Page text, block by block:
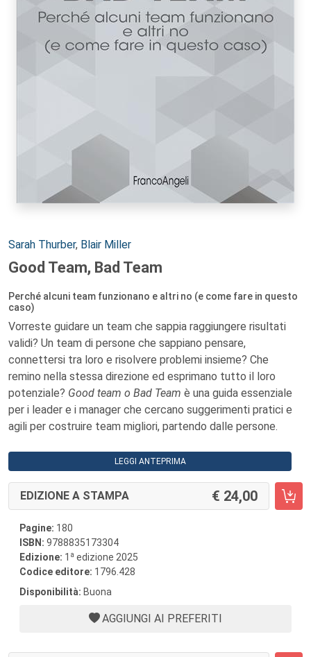
Autori:
Sarah Thurber, Blair Miller
Good Team, Bad Team
Perché alcuni team funzionano e altri no (e come fare in questo
caso)
Vorreste guidare un team che sappia raggiungere risultati
validi? Un team di persone che sappiano pensare,
connettersi tra loro e risolvere problemi insieme? Che
remino nella stessa direzione ed esprimano tutto il loro
potenziale? Good team o Bad Team è una guida essenziale
per i leader e i manager che cercano suggerimenti pratici e
agili per costruire team migliori, partendo dalle persone.
LEGGI ANTEPRIMA
EDIZIONE A STAMPA 24,00
Pagine: 180
ISBN: 9788835173304
Edizione: 1 a edizione 2025
Codice editore: 1796.428
Disponibilità: Buona
AGGIUNGI AI PREFERITI